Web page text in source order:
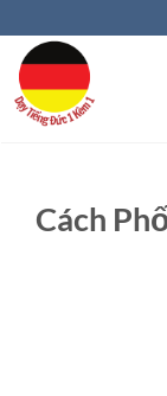
Cách